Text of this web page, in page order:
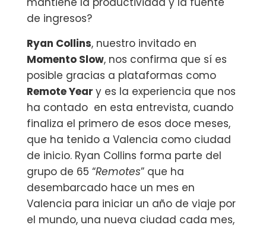
de ingresos?
Ryan Collins, nuestro invitado en
Momento Slow, nos confirma que sí es
posible gracias a plataformas como
Remote Year y es la experiencia que nos
ha contado ‬ en esta entrevista, cuando
finaliza el primero de esos doce meses,
que ha tenido a ‪‎Valencia‬ como ciudad
de inicio. Ryan Collins forma parte del
grupo de 65 “Remotes” que ha
desembarcado hace un mes en
Valencia para iniciar un año de viaje por
el mundo, una nueva ciudad cada mes,